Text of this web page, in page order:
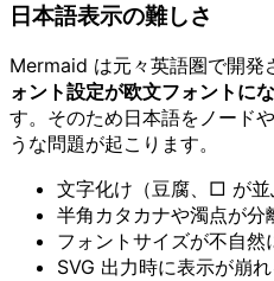
日本語表示の難しさ
Mermaid は元々英語圏で開発
ォント設定が欧文フォントに
す。そのため日本語をノード
うな問題が起こります。
文字化け（豆腐、□ が並
半角カタカナや濁点が分
フォントサイズが不自然
SVG 出力時に表示が崩れ